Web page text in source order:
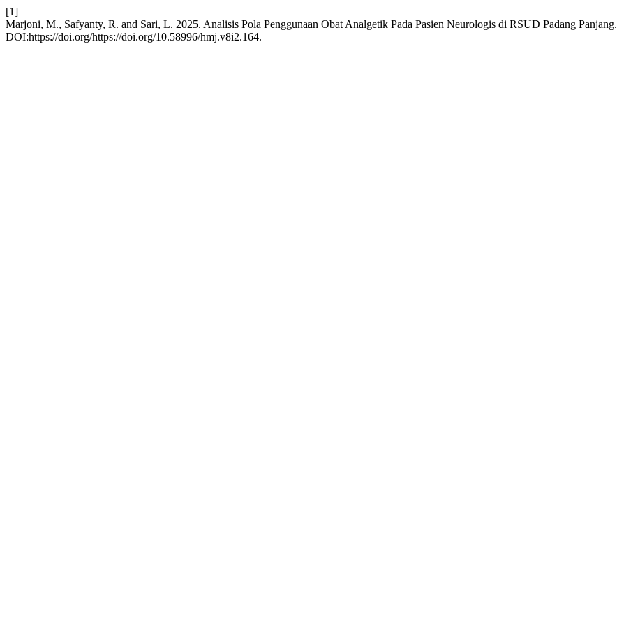
[1]
Marjoni, M., Safyanty, R. and Sari, L. 2025. Analisis Pola Penggunaan Obat Analgetik Pada Pasien Neurologis di RSUD Padang Panjang.
DOI:https://doi.org/https://doi.org/10.58996/hmj.v8i2.164.